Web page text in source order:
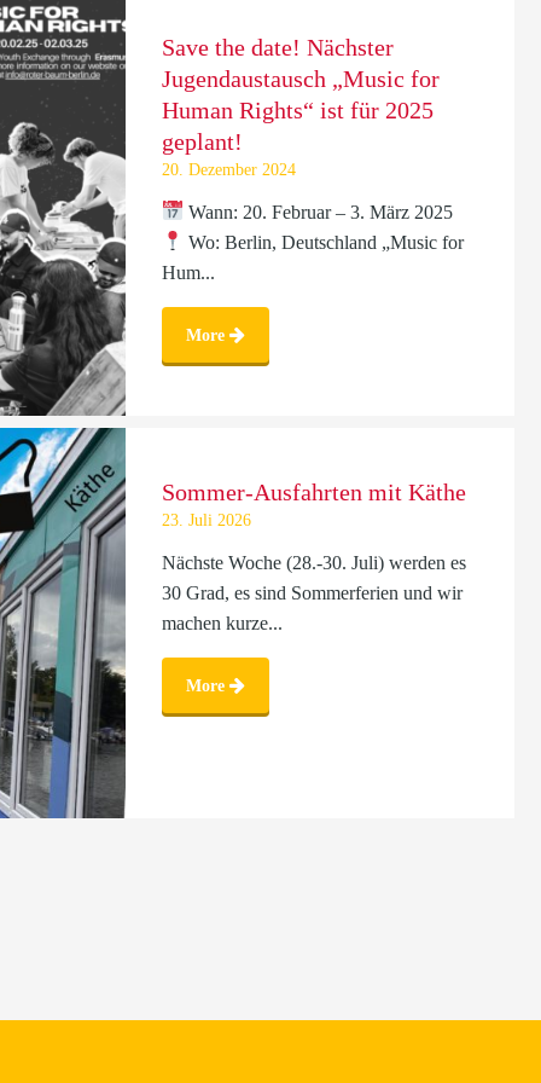
Save the date! Nächster
Jugendaustausch „Music for
Human Rights“ ist für 2025
geplant!
20. Dezember 2024
Wann: 20. Februar – 3. März 2025
Wo: Berlin, Deutschland „Music for
Hum...
More
Sommer-Ausfahrten mit Käthe
23. Juli 2026
Nächste Woche (28.-30. Juli) werden es
30 Grad, es sind Sommerferien und wir
machen kurze...
More